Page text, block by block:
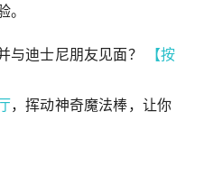
与迪士尼朋友见面？
【按
，挥动神奇魔法棒，让你